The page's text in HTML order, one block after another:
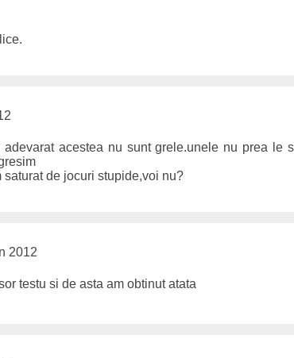
acestea nu sunt grele.unele nu prea le
de jocuri stupide,voi nu?
2012
testu si de asta am obtinut atata